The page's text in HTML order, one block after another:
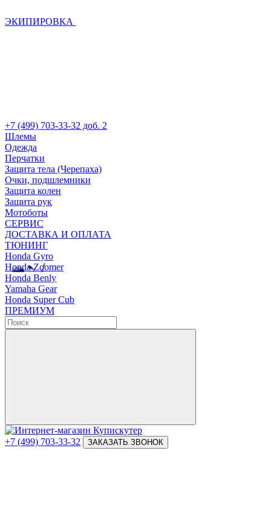
ЭКИПИРОВКА
+7 (499) 703-33-32 доб. 2
Шлемы
Одежда
Перчатки
Защита тела (Черепаха)
Очки, подшлемники
Защита колен
Защита рук
Мотоботы
СЕРВИС
ДОСТАВКА И ОПЛАТА
ТЮНИНГ
Honda Gyro
Honda Zoomer
Honda Benly
Yamaha Gear
Honda Super Cub
ПРЕМИУМ
+7 (499) 703-33-32 ЗАКАЗАТЬ ЗВОНОК